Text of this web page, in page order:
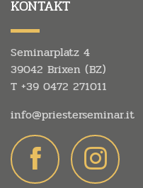
KONTAKT
Seminarplatz 4
39042 Brixen (BZ)
T +39 0472 271011
info@priesterseminar.it